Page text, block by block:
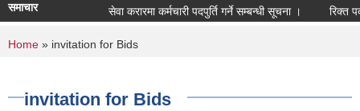
समाचार सेवा करारमा कर्मचारी पदपुर्ति गर्ने सम्बन्धी सूचना । रिक्त
You are here
Home » invitation for Bids
invitation for Bids